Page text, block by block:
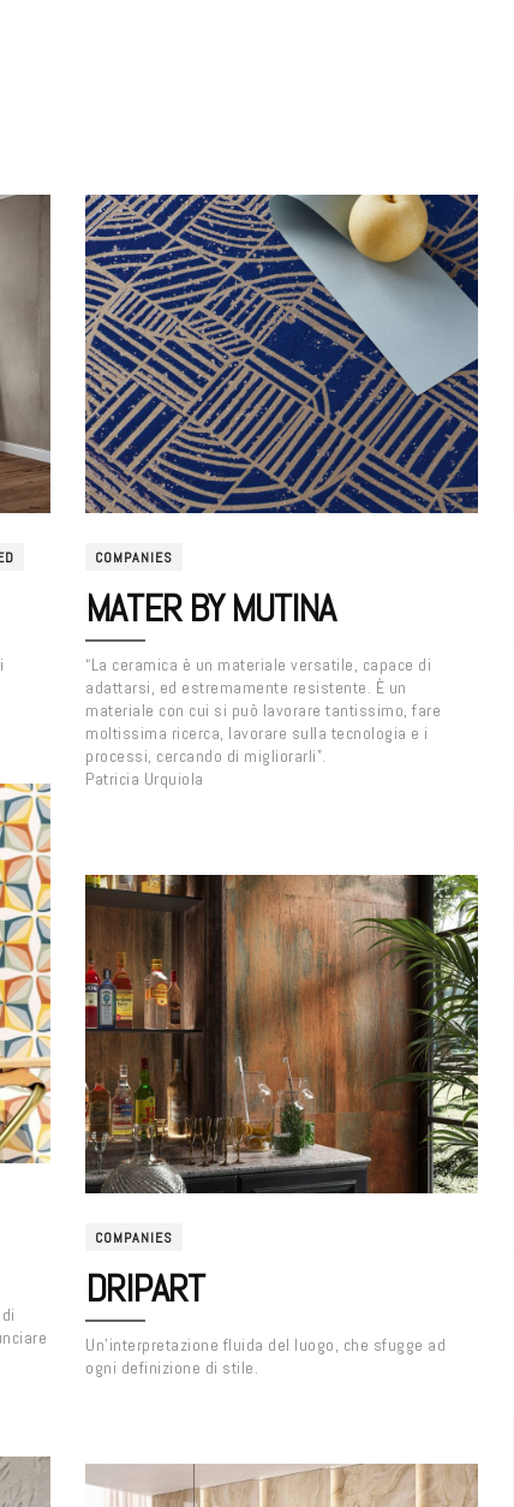
COMPANIES
MATER BY MUTINA
“La ceramica è un materiale versatile, capace di
adattarsi, ed estremamente resistente. È un
materiale con cui si può lavorare tantissimo, fare
moltissima ricerca, lavorare sulla tecnologia e i
processi, cercando di migliorarli”.
Patricia Urquiola
COMPANIES
DRIPART
Un’interpretazione fluida del luogo, che sfugge ad
ogni definizione di stile.